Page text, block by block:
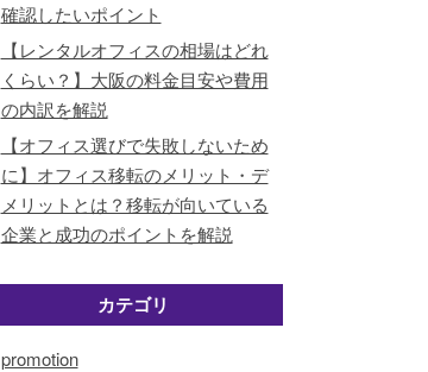
確認したいポイント
【レンタルオフィスの相場はどれ
くらい？】大阪の料金目安や費用
の内訳を解説
【オフィス選びで失敗しないため
に】オフィス移転のメリット・デ
メリットとは？移転が向いている
企業と成功のポイントを解説
カテゴリ
promotion